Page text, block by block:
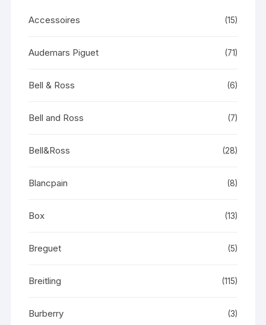
Accessoires (15)
Audemars Piguet (71)
Bell & Ross (6)
Bell and Ross (7)
Bell&Ross (28)
Blancpain (8)
Box (13)
Breguet (5)
Breitling (115)
Burberry (3)